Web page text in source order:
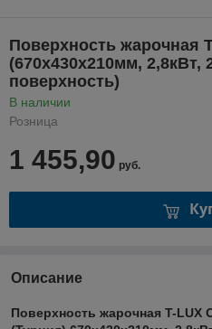
Поверхность жарочная
(670х430х210мм, 2,8кВт,
поверхность)
В наличии
Розница
1 455,90 руб.
Описание
Поверхность жарочная T-LUX